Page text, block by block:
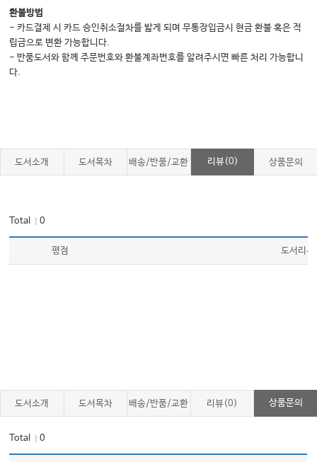
환불방법
- 카드결제 시 카드 승인취소절차를 밟게 되며 무통장입금시 현금 환불 혹은 적
립금으로 변환 가능합니다.
- 반품도서와 함께 주문번호와 환불계좌번호를 알려주시면 빠른 처리 가능합니
다.
도서소개 도서목차 배송/반품/교환 리뷰(0) 상품문의
Total ｜0
평점 도서리뷰
도서소개 도서목차 배송/반품/교환 리뷰(0) 상품문의
Total ｜0